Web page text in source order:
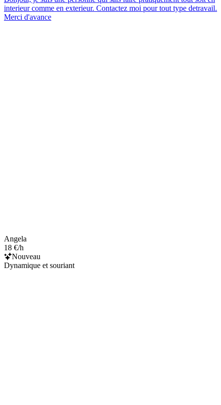
interieur comme en exterieur. Contactez moi pour tout type detravail.
Merci d'avance
Angela
18 €/h
Nouveau
Dynamique et souriant